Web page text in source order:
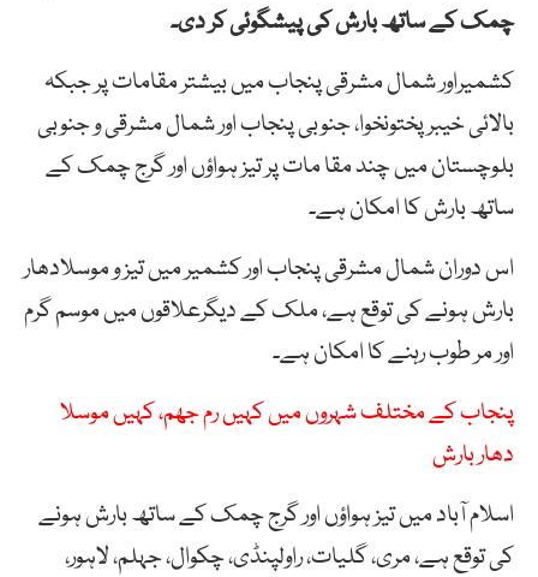
چمک کے ساتھ بارش کی پیشگوئی کر دی۔
کشمیراور شمال مشرقی پنجاب میں بیشتر مقامات پر جبکہ
بالائی خیبر پختونخوا، جنوبی پنجاب اور شمال مشرقی و جنوبی
بلوچستان میں چند مقا مات پر تیز ہواؤں اور گرج چمک کے
ساتھ بارش کا امکان ہے۔
اس دوران شمال مشرقی پنجاب اور کشمیر میں تیز و موسلادھار
بارش ہونے کی توقع ہے، ملک کے دیگرعلاقوں میں موسم گرم
اور مر طوب رہنے کا امکان ہے۔
پنجاب کے مختلف شہروں میں کہیں رم جھم، کہیں موسلا
دھار بارش
اسلام آباد میں تیز ہواؤں اور گرج چمک کے ساتھ بارش ہونے
کی توقع ہے، مری، گلیات، راولپنڈی، چکوال، جہلم، لاہور،